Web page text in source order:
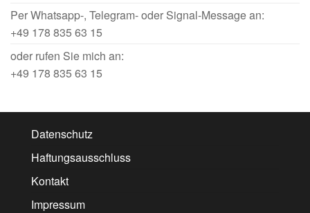
Per Whatsapp-, Telegram- oder Signal-Message an:
+49 178 835 63 15
oder rufen Sie mich an:
+49 178 835 63 15
Datenschutz
Haftungsausschluss
Kontakt
Impressum